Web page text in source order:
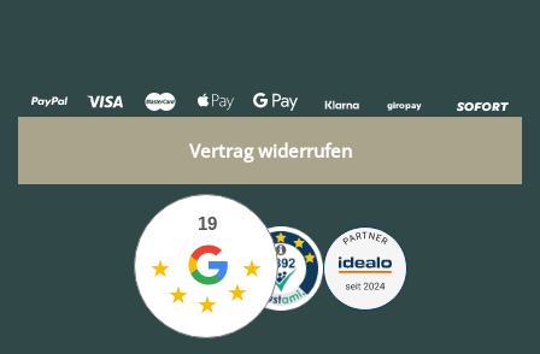
Vertrag widerrufen
★
★ ★ ★
★
19